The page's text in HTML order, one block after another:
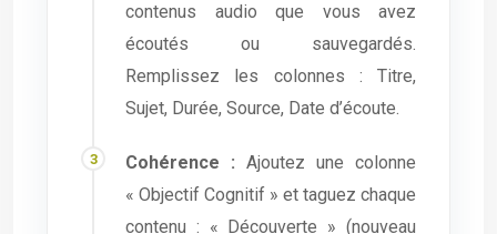
contenus audio que vous avez
écoutés ou sauvegardés.
Remplissez les colonnes : Titre,
Sujet, Durée, Source, Date d’écoute.
Cohérence : Ajoutez une colonne
« Objectif Cognitif » et taguez chaque
contenu : « Découverte » (nouveau